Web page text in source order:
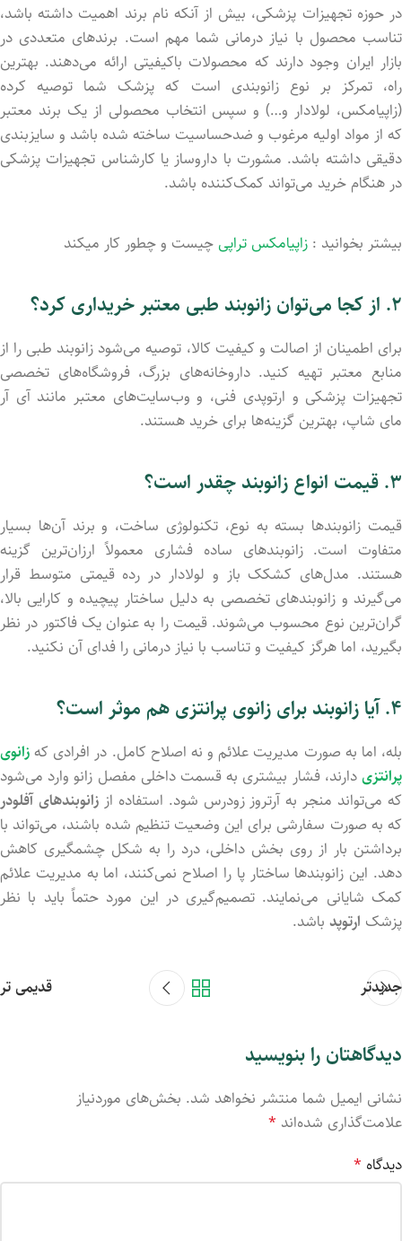
در حوزه تجهیزات پزشکی، بیش از آنکه نام برند اهمیت داشته باشد،
تناسب محصول با نیاز درمانی شما مهم است. برندهای متعددی در
بازار ایران وجود دارند که محصولات باکیفیتی ارائه می‌دهند. بهترین
راه، تمرکز بر نوع زانوبندی است که پزشک شما توصیه کرده
(زاپیامکس، لولادار و…) و سپس انتخاب محصولی از یک برند معتبر
که از مواد اولیه مرغوب و ضدحساسیت ساخته شده باشد و سایزبندی
دقیقی داشته باشد. مشورت با داروساز یا کارشناس تجهیزات پزشکی
در هنگام خرید می‌تواند کمک‌کننده باشد.
بیشتر بخوانید : زاپیامکس تراپی چیست و چطور کار میکند
۲. از کجا می‌توان زانوبند طبی معتبر خریداری کرد؟
برای اطمینان از اصالت و کیفیت کالا، توصیه می‌شود زانوبند طبی را از
منابع معتبر تهیه کنید. داروخانه‌های بزرگ، فروشگاه‌های تخصصی
تجهیزات پزشکی و ارتوپدی فنی، و وب‌سایت‌های معتبر مانند آی آر
مای شاپ، بهترین گزینه‌ها برای خرید هستند.
۳. قیمت انواع زانوبند چقدر است؟
قیمت زانوبندها بسته به نوع، تکنولوژی ساخت، و برند آن‌ها بسیار
متفاوت است. زانوبندهای ساده فشاری معمولاً ارزان‌ترین گزینه
هستند. مدل‌های کشکک باز و لولادار در رده قیمتی متوسط قرار
می‌گیرند و زانوبندهای تخصصی به دلیل ساختار پیچیده و کارایی بالا،
گران‌ترین نوع محسوب می‌شوند. قیمت را به عنوان یک فاکتور در نظر
بگیرید، اما هرگز کیفیت و تناسب با نیاز درمانی را فدای آن نکنید.
۴. آیا زانوبند برای زانوی پرانتزی هم موثر است؟
بله، اما به صورت مدیریت علائم و نه اصلاح کامل. در افرادی کهزانوی
پرانتزیدارند، فشار بیشتری به قسمت داخلی مفصل زانو وارد می‌شود
که می‌تواند منجر به آرتروز زودرس شود. استفاده اززانوبندهای آفلودر
که به صورت سفارشی برای این وضعیت تنظیم شده باشند، می‌تواند با
برداشتن بار از روی بخش داخلی، درد را به شکل چشمگیری کاهش
دهد. این زانوبندها ساختار پا را اصلاح نمی‌کنند، اما به مدیریت علائم
کمک شایانی می‌نمایند. تصمیم‌گیری در این مورد حتماً باید با نظر
پزشک ارتوپد باشد.
جدیدتر قدیمی تر
دیدگاهتان را بنویسید
نشانی ایمیل شما منتشر نخواهد شد. بخش‌های موردنیاز
علامت‌گذاری شده‌اند *
دیدگاه *